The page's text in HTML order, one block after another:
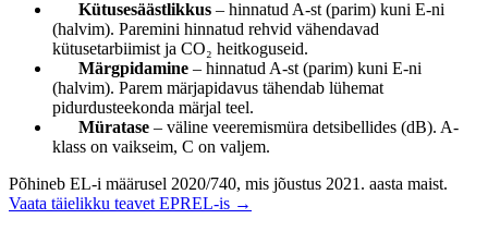
Kütusesäästlikkus – hinnatud A-st (parim) kuni E-ni
(halvim). Paremini hinnatud rehvid vähendavad
kütusetarbiimist ja CO₂ heitkoguseid.
Märgpidamine – hinnatud A-st (parim) kuni E-ni
(halvim). Parem märjapidavus tähendab lühemat
pidurdusteekonda märjal teel.
Müratase – väline veeremismüra detsibellides (dB). A-
klass on vaikseim, C on valjem.
Põhineb EL-i määrusel 2020/740, mis jõustus 2021. aasta maist.
Vaata täielikku teavet EPREL-is →